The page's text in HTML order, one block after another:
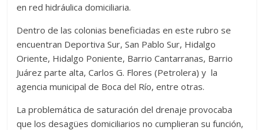
en red hidráulica domiciliaria.
Dentro de las colonias beneficiadas en este rubro se
encuentran Deportiva Sur, San Pablo Sur, Hidalgo
Oriente, Hidalgo Poniente, Barrio Cantarranas, Barrio
Juárez parte alta, Carlos G. Flores (Petrolera) y la
agencia municipal de Boca del Río, entre otras.
La problemática de saturación del drenaje provocaba
que los desagües domiciliarios no cumplieran su función,